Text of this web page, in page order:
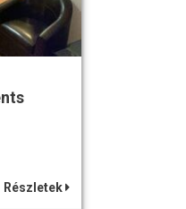
Részletek